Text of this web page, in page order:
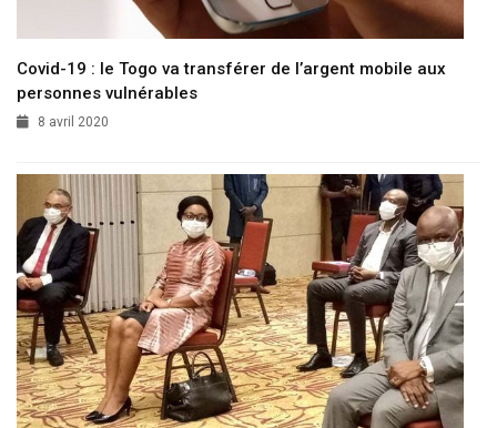
Covid-19 : le Togo va transférer de l’argent mobile aux
personnes vulnérables
8 avril 2020